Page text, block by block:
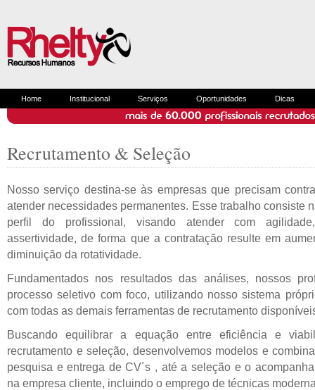
Home Institucional Serviços Oportunidades Dicas
Recrutamento & Seleção
Nosso serviço destina-se às empresas que precisam
atender necessidades permanentes. Esse trabalho consiste
perfil do profissional, visando atender com
assertividade, de forma que a contratação resulte em
diminuição da rotatividade.
Fundamentados nos resultados das análises, nossos
processo seletivo com foco, utilizando nosso sistema
com todas as demais ferramentas de recrutamento
Buscando equilibrar a equação entre eficiência e
recrutamento e seleção, desenvolvemos modelos e
pesquisa e entrega de CV´s , até a seleção e o
na empresa cliente, incluindo o emprego de técnicas